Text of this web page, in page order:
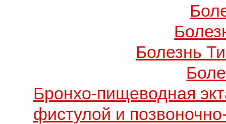
Болезнь
Бронхо-пищеводная
фистулой и